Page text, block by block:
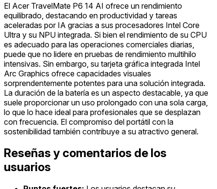
El Acer TravelMate P6 14 AI ofrece un rendimiento
equilibrado, destacando en productividad y tareas
aceleradas por IA gracias a sus procesadores Intel Core
Ultra y su NPU integrada. Si bien el rendimiento de su CPU
es adecuado para las operaciones comerciales diarias,
puede que no lidere en pruebas de rendimiento multihilo
intensivas. Sin embargo, su tarjeta gráfica integrada Intel
Arc Graphics ofrece capacidades visuales
sorprendentemente potentes para una solución integrada.
La duración de la batería es un aspecto destacable, ya que
suele proporcionar un uso prolongado con una sola carga,
lo que lo hace ideal para profesionales que se desplazan
con frecuencia. El compromiso del portátil con la
sostenibilidad también contribuye a su atractivo general.
Reseñas y comentarios de los
usuarios